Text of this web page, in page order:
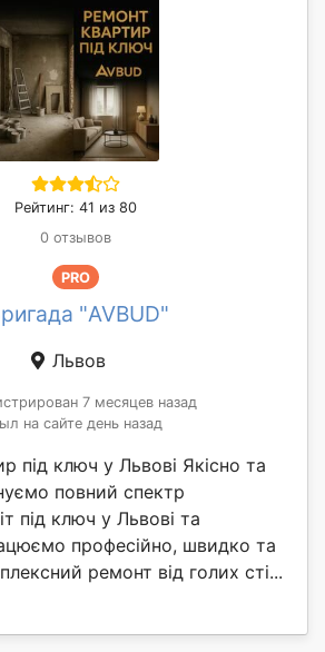
Рейтинг: 41 из 80
0 отзывов
PRO
"AVBUD"
Львов
7 месяцев назад
на сайте день назад
під ключ у Львові Якісно та
повний спектр
під ключ у Львові та
професійно, швидко та
ремонт від голих сті...